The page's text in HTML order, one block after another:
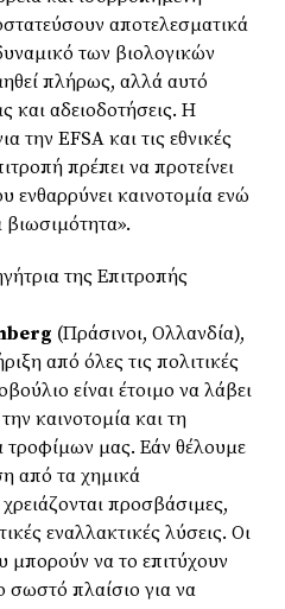
αποτελεσματικά
των βιολογικών
πλήρως, αλλά αυτό
και αδειοδοτήσεις. Η
την EFSA και τις εθνικές
πρέπει να προτείνει
ενθαρρύνει καινοτομία ενώ
βιωσιμότητα».
της Επιτροπής
(Πράσινοι, Ολλανδία),
από όλες τις πολιτικές
είναι έτοιμο να λάβει
καινοτομία και τη
μας. Εάν θέλουμε
από τα χημικά
προσβάσιμες,
εναλλακτικές λύσεις. Οι
μπορούν να το επιτύχουν
σωστό πλαίσιο για να